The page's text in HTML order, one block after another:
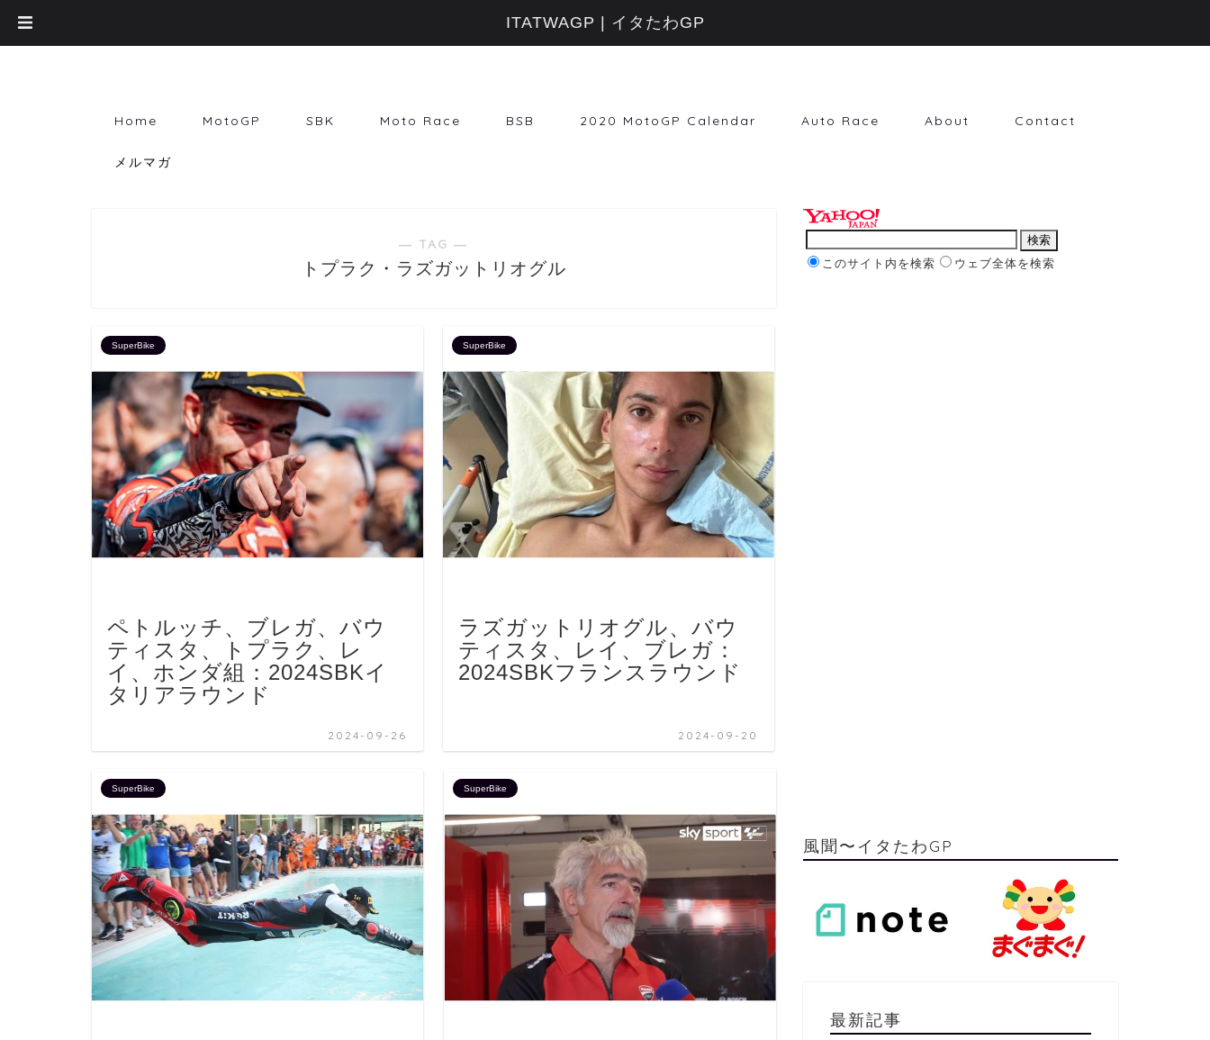
Home MotoGP SBK Moto Race BSB 2020 MotoGP Calendar Auto Race About Contact
メルマガ
― TAG ―
トプラク・ラズガットリオグル
SuperBike
ペトルッチ、ブレガ、バウ
ティスタ、トプラク、レ
イ、ホンダ組：2024SBKイ
タリアラウンド
2024-09-26
SuperBike
ラズガットリオグル、バウ
ティスタ、レイ、ブレガ：
2024SBKフランスラウンド
2024-09-20
SuperBike SuperBike
このサイト内を検索 ウェブ全体を検索
風聞〜イタたわGP
最新記事
ITATWAGP | イタたわGP